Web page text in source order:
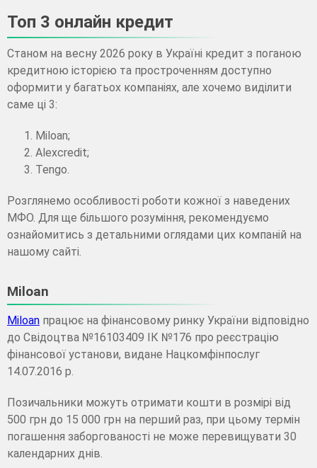
Топ 3 онлайн кредит
Станом на весну 2026 року в Україні кредит з поганою
кредитною історією та простроченням доступно
оформити у багатьох компаніях, але хочемо виділити
саме ці 3:
Miloan;
Alexcredit;
Tengo.
Розглянемо особливості роботи кожної з наведених
МФО. Для ще більшого розуміння, рекомендуємо
ознайомитись з детальними оглядами цих компаній на
нашому сайті.
Miloan
Miloan працює на фінансовому ринку України відповідно
до Свідоцтва №16103409 ІК №176 про реєстрацію
фінансової установи, видане Нацкомфінпослуг
14.07.2016 р.
Позичальники можуть отримати кошти в розмірі від
500 грн до 15 000 грн на перший раз, при цьому термін
погашення заборгованості не може перевищувати 30
календарних днів.